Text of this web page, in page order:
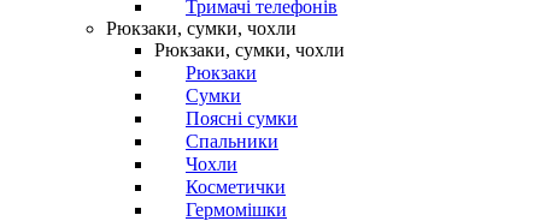
Тримачі телефонів
Рюкзаки, сумки, чохли
Рюкзаки, сумки, чохли
Рюкзаки
Сумки
Поясні сумки
Спальники
Чохли
Косметички
Гермомішки